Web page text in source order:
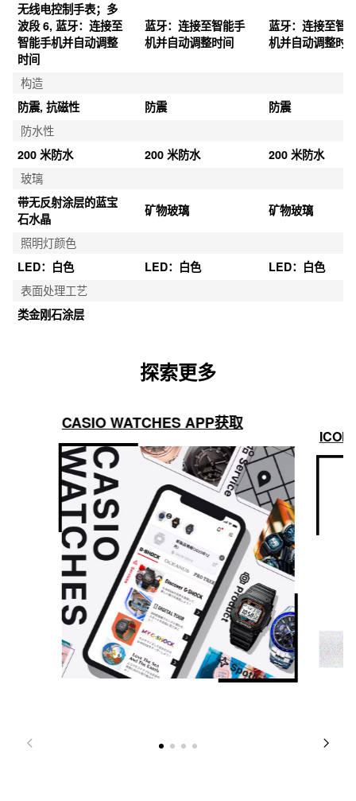
无线电控制手表；多
波段 6, 蓝牙：连接至
智能手机并自动调整
时间
蓝牙：连接至智能手
机并自动调整时间
蓝牙：连接至智
机并自动调整时
构造
防震, 抗磁性
防震
防震
防水性
200 米防水
200 米防水
200 米防水
玻璃
带无反射涂层的蓝宝
石水晶
矿物玻璃 矿物玻璃
照明灯颜色
LED：白色
LED：白色
LED：白色
表面处理工艺
类金刚石涂层
探索更多
CASIO WATCHES APP获取